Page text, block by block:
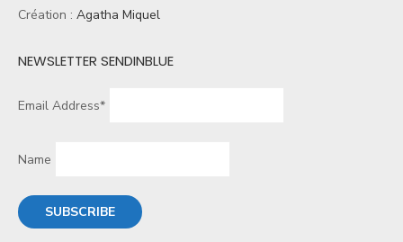
Création : Agatha Miquel
NEWSLETTER SENDINBLUE
Email Address*
Name